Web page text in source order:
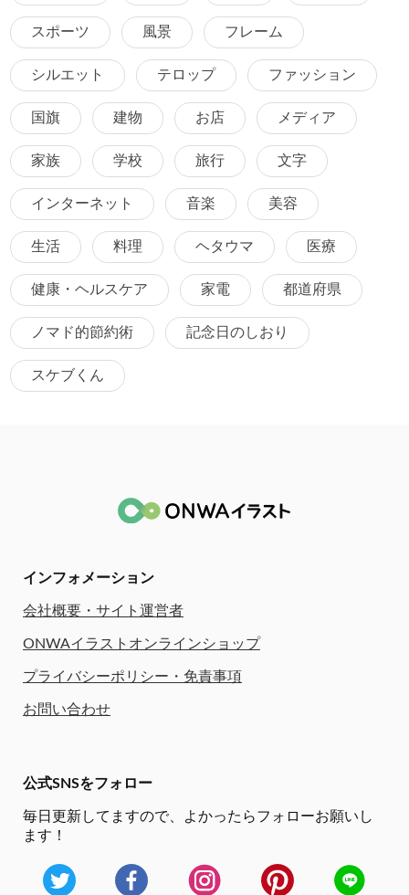
スポーツ 風景 フレーム
シルエット テロップ ファッション
国旗 建物 お店 メディア
家族 学校 旅行 文字
インターネット 音楽 美容
生活 料理 ヘタウマ 医療
健康・ヘルスケア 家電 都道府県
ノマド的節約術 記念日のしおり
スケブくん
インフォメーション
会社概要・サイト運営者
ONWAイラストオンラインショップ
プライバシーポリシー・免責事項
お問い合わせ
公式SNSをフォロー
毎日更新してますので、
よかったらフォローお願いし
ます！